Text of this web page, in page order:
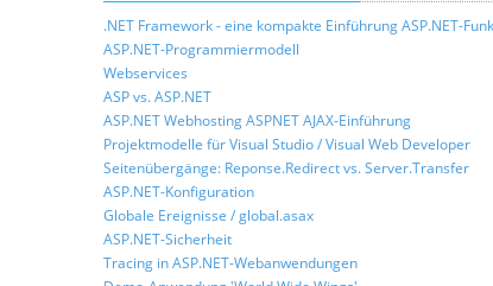
.NET Framework - eine kompakte EinführungASP.NET-
ASP.NET-Programmiermodell
Webservices
ASP vs. ASP.NET
ASP.NET WebhostingASPNET AJAX-Einführung
Projektmodelle für Visual Studio / Visual Web Developer
Seitenübergänge: Reponse.Redirect vs. Server.Transfer
ASP.NET-Konfiguration
Globale Ereignisse / global.asax
ASP.NET-Sicherheit
Tracing in ASP.NET-Webanwendungen